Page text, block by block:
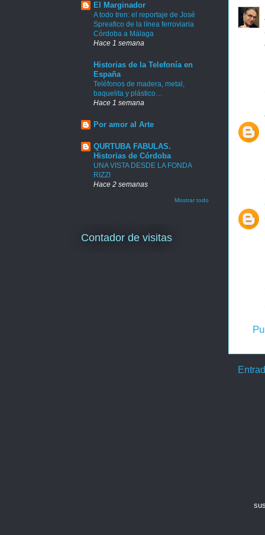
El Marginador
A todo tren: el reportaje de José
Spreafico de la línea ferroviaria
Córdoba a Málaga
Hace 1 semana
Historias de la Telefonía en
España
Teléfonos de madera, metal,
baquelita y plástico…
Hace 1 semana
Por amor al Arte
QURTUBA FABULAS.
Historias de Córdoba
UNA VISTA DESDE LA FONDA
RIZZI
Hace 2 semanas
Mostrar todo
Contador de visitas